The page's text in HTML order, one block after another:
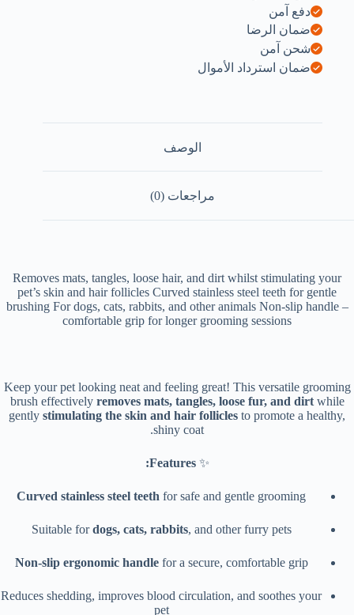
دفع آمن
ضمان الرضا
شحن آمن
ضمان استرداد الأموال
الوصف
مراجعات (0)
Removes mats, tangles, loose hair, and dirt whilst stimulating your
pet’s skin and hair follicles Curved stainless steel teeth for gentle
brushing For dogs, cats, rabbits, and other animals Non-slip handle –
comfortable grip for longer grooming sessions
Keep your pet looking neat and feeling great! This versatile grooming
brush effectively removes mats, tangles, loose fur, and dirtwhile
gently stimulating the skin and hair follicles to promote a healthy,
shiny coat.
✨
Features:
Curved stainless steel teeth for safe and gentle grooming
Suitable fordogs, cats, rabbits, and other furry pets
Non-slip ergonomic handlefor a secure, comfortable grip
Reduces shedding, improves blood circulation, and soothes your
pet